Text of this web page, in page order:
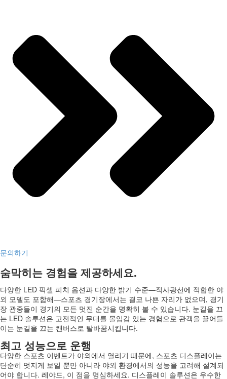
문의하기
숨막히는 경험을 제공하세요.
다양한 LED 픽셀 피치 옵션과 다양한 밝기 수준—직사광선에 적합한 야
외 모델도 포함해—스포츠 경기장에서는 결코 나쁜 자리가 없으며, 경기
장 관중들이 경기의 모든 멋진 순간을 명확히 볼 수 있습니다. 눈길을 끄
는 LED 솔루션은 고전적인 무대를 몰입감 있는 경험으로 관객을 끌어들
이는 눈길을 끄는 캔버스로 탈바꿈시킵니다.
최고 성능으로 운행
다양한 스포츠 이벤트가 야외에서 열리기 때문에, 스포츠 디스플레이는
단순히 멋지게 보일 뿐만 아니라 야외 환경에서의 성능을 고려해 설계되
어야 합니다. 레야드, 이 점을 명심하세요. 디스플레이 솔루션은 우수한